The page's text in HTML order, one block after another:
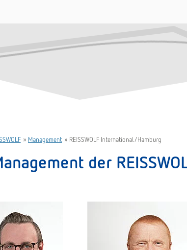
» Management » REISSWOLF International/Hamburg
der